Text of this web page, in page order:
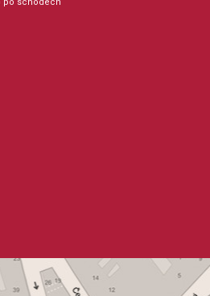
Křtitel)
Karel Blažej)